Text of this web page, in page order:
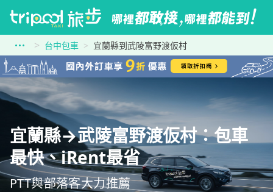
台中包車 宜蘭縣到武陵富野渡仮村
宜蘭縣→武陵富野渡仮村：包車
最快、iRent最省
PTT與部落客大力推薦